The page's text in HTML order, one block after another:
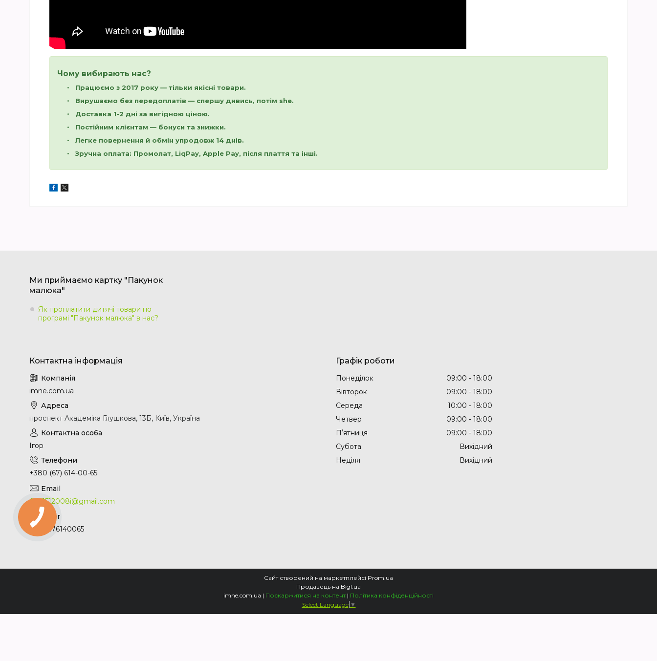
Чому вибирають нас?
Працюємо з 2017 року — тільки якісні товари.
Вирушаємо без передоплатів — спершу дивись, потім she.
Доставка 1-2 дні за вигідною ціною.
Постійним клієнтам — бонуси та знижки.
Легке повернення й обмін упродовж 14 днів.
Зручна оплата: Промолат, LiqPay, Apple Pay, після плаття та інші.
Ми приймаємо картку "Пакунок
малюка"
Як проплатити дитячі товари по
програмі "Пакунок малюка" в нас?
imne.com.ua
проспект Академіка Глушкова, 13Б, Київ, Україна
Ігор
+380 (67) 614-00-65
0661512008i@gmail.com
+380676140065
Графік роботи
Понеділок 09:00
18:00
Вівторок
09:00
18:00
Середа
10:00
18:00
Четвер
09:00
18:00
Пʼятниця
09:00
18:00
Субота
Вихідний
Неділя
Вихідний
Сайт створений на маркетплейсі Prom.ua
Продавець на Bigl.ua
imne.com.ua | Поскаржитися на контент | Політика конфіденційності
Select Language ▼